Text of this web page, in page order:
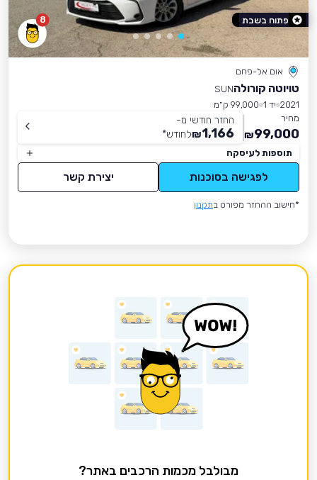
8
אום אל-פחם
טויוטה קורולהSUN
2021 יד 1
99,000 ק״מ
מחיר
99,000
₪
החזר חודשי מ-
1,166
₪לחודש*
תוספות לעיסקה
לפגישה בסוכנות יצירת קשר
*חישוב ההחזר מפורט בתקנון
פתוח בשבת
מבולבל מכמות הרכבים באתר?